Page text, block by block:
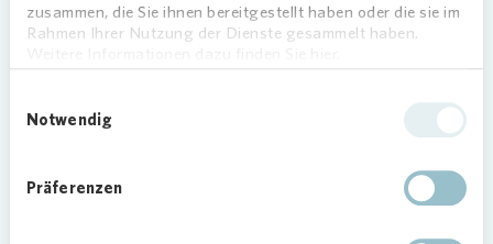
zusammen, die Sie ihnen bereitgestellt haben oder die sie im
Rahmen Ihrer Nutzung der Dienste gesammelt haben.
Notwendig
Präferenzen